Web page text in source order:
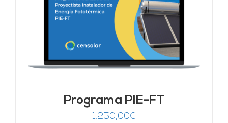
Programa PIE-FT
1.250,00€